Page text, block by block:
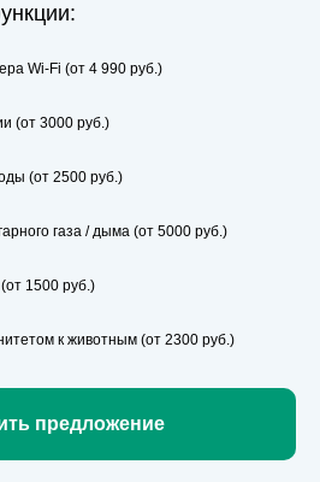
Wi-Fi (от 4 990 руб.)
(от 3000 руб.)
(от 2500 руб.)
газа / дыма (от 5000 руб.)
1500 руб.)
к животным (от 2300 руб.)
предложение